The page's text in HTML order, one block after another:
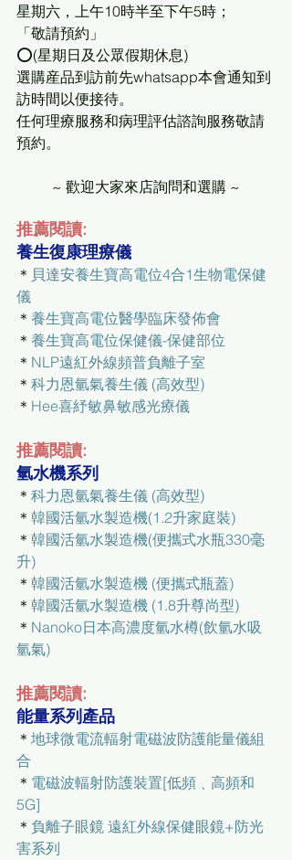
星期六，上午10時半至下午5時；
「敬請預約」
⭕(星期日及公眾假期休息)
選購産品到訪前先whatsapp本會通知到
訪時間以便接待。
任何理療服務和病理評估諮詢服務敬請
預約。
~ 歡迎大家來店詢問和選購 ~
推薦閱讀:
養生復康理療儀
＊ 貝達安養生寶高電位4合1生物電保健
儀
＊ 養生寶高電位醫學臨床發佈會
＊ 養生寶高電位保健儀-保健部位
＊ NLP遠紅外線頻普負離子室
＊ 科力恩氫氣養生儀 (高效型)
＊ Hee喜紓敏鼻敏感光療儀
推薦閱讀:
氫水機系列
＊ 科力恩氫氣養生儀 (高效型)
＊ 韓國活氫水製造機(1.2升家庭裝)
＊ 韓國活氫水製造機(便攜式水瓶330毫
升)
＊ 韓國活氫水製造機 (便攜式瓶蓋)
＊ 韓國活氫水製造機 (1.8升尊尚型)
＊ Nanoko日本高濃度氫水樽(飲氫水吸
氫氣)
推薦閱讀:
能量系列產品
＊ 地球微電流輻射電磁波防護能量儀組
合
＊ 電磁波輻射防護裝置[低頻﹑高頻和
5G]
＊ 負離子眼鏡 遠紅外線保健眼鏡+防光
害系列